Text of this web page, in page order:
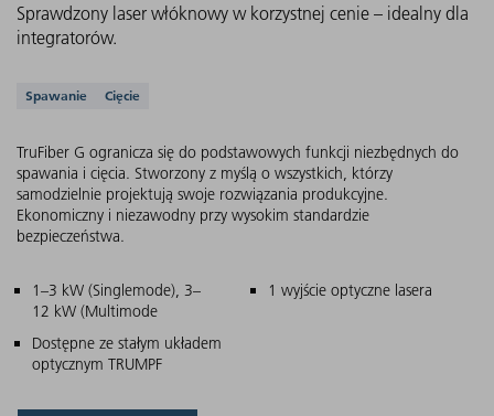
Sprawdzony laser włóknowy w korzystnej cenie – idealny dla
integratorów.
Obsługiwane aplikacje
Spawanie Cięcie
TruFiber G ogranicza się do podstawowych funkcji niezbędnych do
spawania i cięcia. Stworzony z myślą o wszystkich, którzy
samodzielnie projektują swoje rozwiązania produkcyjne.
Ekonomiczny i niezawodny przy wysokim standardzie
bezpieczeństwa.
Główne cechy
1–3 kW (Singlemode), 3–
12 kW (Multimode
1 wyjście optyczne lasera
Dostępne ze stałym układem
optycznym TRUMPF